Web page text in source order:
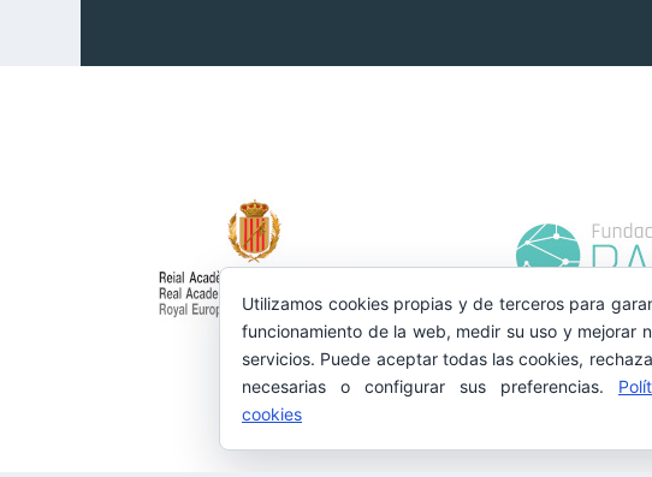
Utilizamos cookies propias y de terceros para
funcionamiento de la web, medir su uso y mejorar
servicios. Puede aceptar todas las cookies,
necesarias o configurar sus preferencias.
cookies